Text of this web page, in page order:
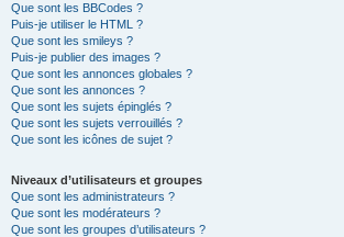
Que sont les BBCodes ?
Puis-je utiliser le HTML ?
Que sont les smileys ?
Puis-je publier des images ?
Que sont les annonces globales ?
Que sont les annonces ?
Que sont les sujets épinglés ?
Que sont les sujets verrouillés ?
Que sont les icônes de sujet ?
Niveaux d’utilisateurs et groupes
Que sont les administrateurs ?
Que sont les modérateurs ?
Que sont les groupes d’utilisateurs ?